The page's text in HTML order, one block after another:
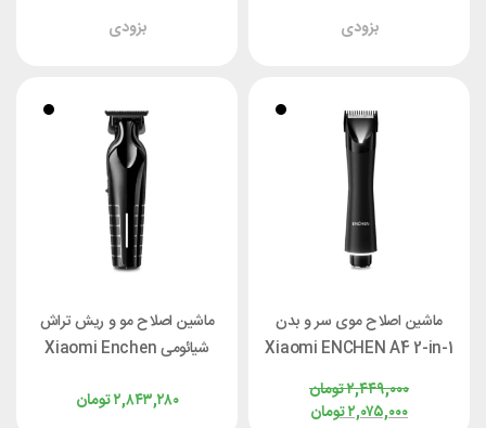
بزودی
بزودی
ماشین اصلاح موی سر و بدن
Xiaomi ENCHEN A4 2-in-1
Electric Body Shaver
تومان۲,۴۴۹,۰۰۰
تومان۲,۰۷۵,۰۰۰
ماشین اصلاح مو و ریش تراش
شیائومی Xiaomi Enchen
تومان۲,۸۴۳,۲۸۰